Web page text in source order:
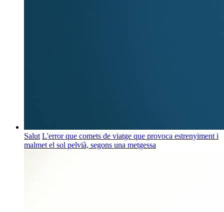
Salut L'error que comets de viatge que provoca estrenyiment i
malmet el sol pelvià, segons una metgessa